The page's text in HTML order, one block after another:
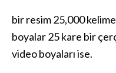
bir resim 25,000
boyalar 25 kare bir
video boyaları ise.